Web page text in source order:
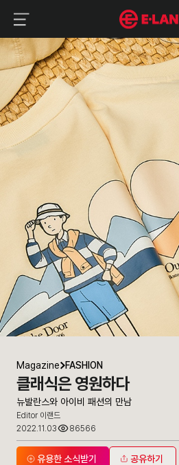
뉴발란스와 아이비 패션의 만남
매거진 상세보기
Magazine FASHION
클래식은 영원하다
뉴발란스와 아이비 패션의 만남
Editor 이랜드
2022.11.03
86566
유용한 소식받기 공유하기